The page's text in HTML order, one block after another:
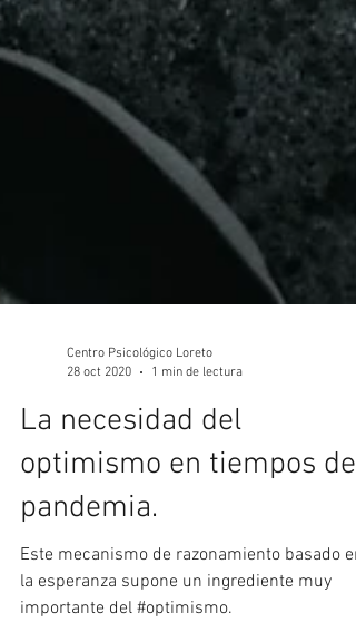
28 oct 2020
1 min de lectura
La necesidad del
optimismo en tiempos de
pandemia.